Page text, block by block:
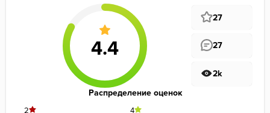
27
27
2k
Распределение оценок
2
4